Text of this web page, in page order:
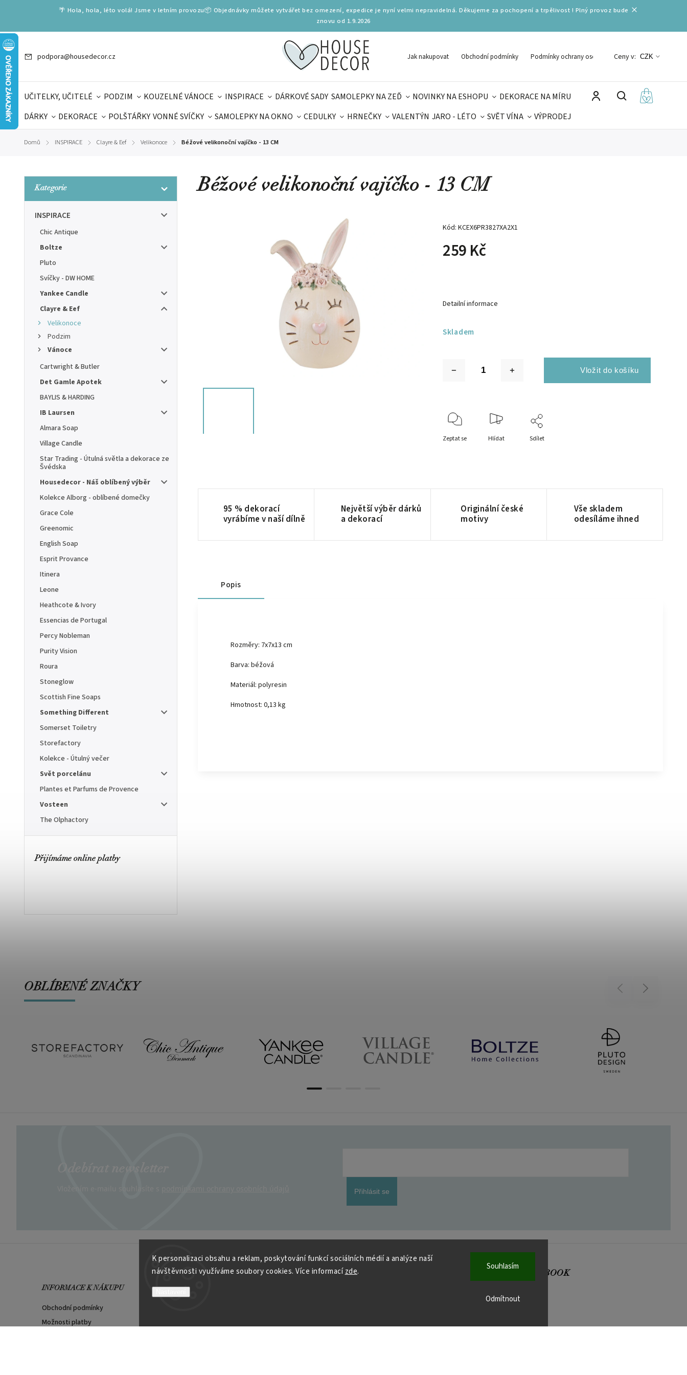
K personalizaci obsahu a reklam, poskytování funkcí sociálních médií a analýze naší
návštěvnosti využíváme soubory cookies. Více informacízde.
Odmítnout
Souhlasím
🌴 Hola, hola, léto volá! Jsme v letním provozu📦 Objednávky můžete vytvářet bez omezení, expedice je nyní velmi nepravidelná. Děkujeme za pochopení a trpělivost ! Plný provoz bude
znovu od 1.9.2026
podpora@housedecor.cz Jak nakupovat Obchodní podmínky Podmínky ochrany osobních údajů
Ceny v: CZK
UČITELKY, UČITELÉ PODZIM KOUZELNÉ VÁNOCE INSPIRACE DÁRKOVÉ SADY SAMOLEPKY NA ZEĎ NOVINKY NA ESHOPU
DEKORACE NA MÍRU
DÁRKY
DEKORACE POLŠTÁŘKY VONNÉ SVÍČKY SAMOLEPKY NA OKNO CEDULKY HRNEČKY VALENTÝN JARO - LÉTO SVĚT VÍNA
VÝPRODEJ
Domů / INSPIRACE / Clayre & Eef / Velikonoce / Béžové velikonoční vajíčko - 13 CM
Kategorie
INSPIRACE
Chic Antique
Boltze
Pluto
Svíčky - DW HOME
Yankee Candle
Clayre & Eef
Velikonoce
Podzim
Vánoce
Cartwright & Butler
Det Gamle Apotek
BAYLIS & HARDING
IB Laursen
Almara Soap
Village Candle
Star Trading - Útulná světla a dekorace ze
Švédska
Housedecor - Náš oblíbený výběr
Kolekce Alborg - oblíbené domečky
Grace Cole
Greenomic
English Soap
Esprit Provance
Itinera
Leone
Heathcote & Ivory
Essencias de Portugal
Percy Nobleman
Purity Vision
Roura
Stoneglow
Scottish Fine Soaps
Something Different
Somerset Toiletry
Storefactory
Kolekce - Útulný večer
Svět porcelánu
Plantes et Parfums de Provence
Vosteen
The Olphactory
Přijímáme online platby
Béžové velikonoční vajíčko - 13 CM
Kód: KCEX6PR3827XA2X1
259 Kč
Skladem
Detailní informace
Zeptat se Hlídat Sdílet
95 % dekorací
vyrábíme v naší dílně
Největší výběr dárků
a dekorací
Originální české
motivy
Vše skladem
odesíláme ihned
Popis
Rozměry: 7x7x13 cm
Barva: béžová
Materiál: polyresin
Hmotnost: 0,13 kg
OBLÍBENÉ ZNAČKY Previous Next
Přihlásit se
INFORMACE K NÁKUPU
Obchodní podmínky
Možnosti platby
FACEBOOK